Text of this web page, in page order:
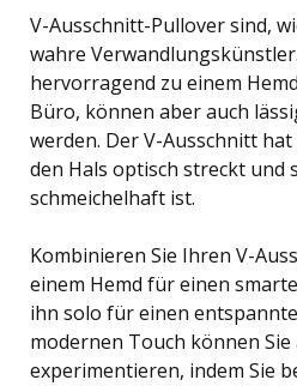
V-Ausschnitt-Pullover sind,
wahre
hervorragend zu einem
Büro, können aber auch
werden. Der V-Ausschnitt
den Hals optisch streckt und
schmeichelhaft ist.
Kombinieren Sie Ihren V-
einem Hemd für einen
ihn solo für einen
modernen Touch können
experimentieren, indem Sie